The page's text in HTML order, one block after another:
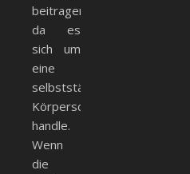
beitragen,
da es
sich um
eine
selbstständige
Körperschaft
handle.
Wenn
die